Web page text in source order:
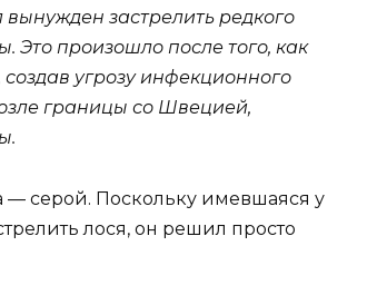
застрелить редкого
Это произошло после того, как
угрозу инфекционного
границы со Швецией,
— серой. Поскольку имевшаяся у
лося, он решил просто